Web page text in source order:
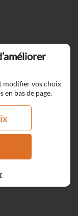
modifier vos choix
en bas de page.